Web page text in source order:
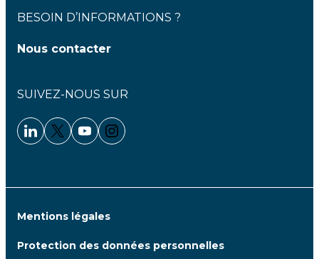
BESOIN D’INFORMATIONS ?
Nous contacter
SUIVEZ-NOUS SUR
Linkedin - Clariane
Twitter - Clariane
Youtube - Clariane
Instagram - Clariane
Mentions légales
Protection des données personnelles